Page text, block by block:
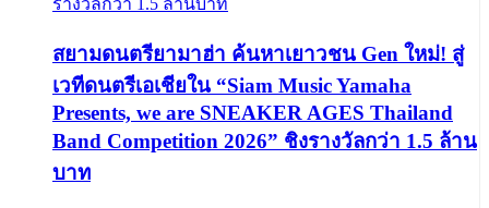
สยามดนตรียามาฮ่า ค้นหาเยาวชน Gen ใหม่! สู่
เวทีดนตรีเอเชียใน “Siam Music Yamaha
Presents, we are SNEAKER AGES Thailand
Band Competition 2026” ชิงรางวัลกว่า 1.5 ล้าน
บาท